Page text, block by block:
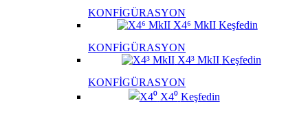
KONFİGÜRASYON
X4⁶ MkII Keşfedin
KONFİGÜRASYON
X4³ MkII Keşfedin
KONFİGÜRASYON
X4⁰ Keşfedin